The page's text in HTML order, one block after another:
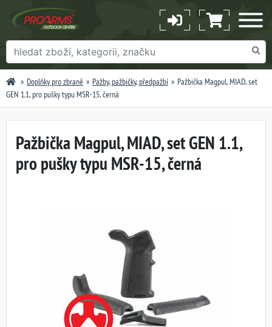
Doplňky pro zbraně Pažby, pažbičky, předpažbí
Pažbička Magpul, MIAD, set
GEN 1.1, pro pušky typu MSR-15, černá
Pažbička Magpul, MIAD, set GEN 1.1,
pro pušky typu MSR-15, černá